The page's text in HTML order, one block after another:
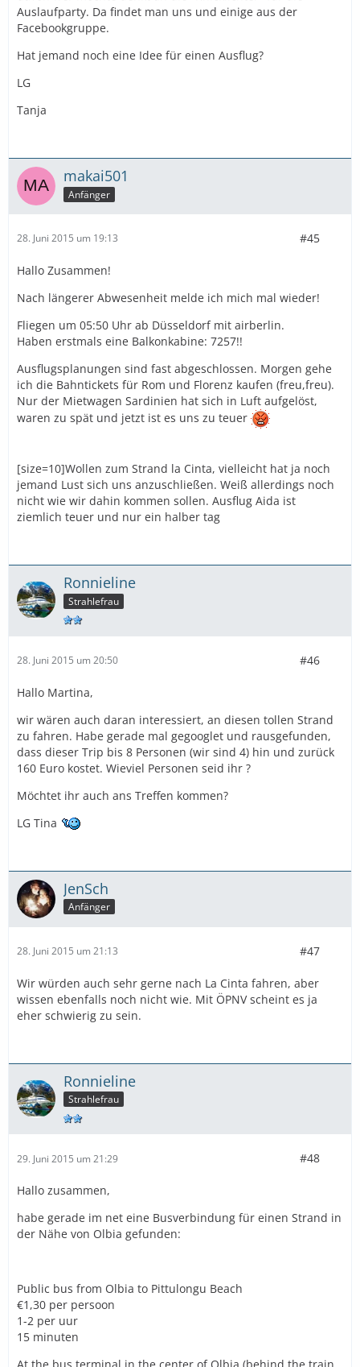
Auslaufparty. Da findet man uns und einige aus der
Facebookgruppe.
Hat jemand noch eine Idee für einen Ausflug?
LG
Tanja
makai501
Anfänger
28. Juni 2015 um 19:13 #45
Hallo Zusammen!
Nach längerer Abwesenheit melde ich mich mal wieder!
Fliegen um 05:50 Uhr ab Düsseldorf mit airberlin.
Haben erstmals eine Balkonkabine: 7257!!
Ausflugsplanungen sind fast abgeschlossen. Morgen gehe
ich die Bahntickets für Rom und Florenz kaufen (freu,freu).
Nur der Mietwagen Sardinien hat sich in Luft aufgelöst,
waren zu spät und jetzt ist es uns zu teuer
[size=10]Wollen zum Strand la Cinta, vielleicht hat ja noch
jemand Lust sich uns anzuschließen. Weiß allerdings noch
nicht wie wir dahin kommen sollen. Ausflug Aida ist
ziemlich teuer und nur ein halber tag
Ronnieline
Strahlefrau
28. Juni 2015 um 20:50 #46
Hallo Martina,
wir wären auch daran interessiert, an diesen tollen Strand
zu fahren. Habe gerade mal gegooglet und rausgefunden,
dass dieser Trip bis 8 Personen (wir sind 4) hin und zurück
160 Euro kostet. Wieviel Personen seid ihr ?
Möchtet ihr auch ans Treffen kommen?
LG Tina
JenSch
Anfänger
28. Juni 2015 um 21:13 #47
Wir würden auch sehr gerne nach La Cinta fahren, aber
wissen ebenfalls noch nicht wie. Mit ÖPNV scheint es ja
eher schwierig zu sein.
Ronnieline
Strahlefrau
29. Juni 2015 um 21:29 #48
Hallo zusammen,
habe gerade im net eine Busverbindung für einen Strand in
der Nähe von Olbia gefunden:
Public bus from Olbia to Pittulongu Beach
€1,30 per persoon
1-2 per uur
15 minuten